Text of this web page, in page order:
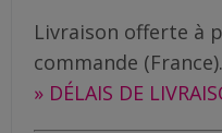
Livraison offerte à
commande (France).
» DÉLAIS DE